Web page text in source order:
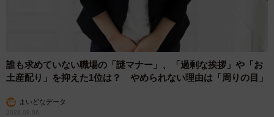
誰も求めていない職場の「謎マナー」、「過剰な挨拶」や「お
土産配り」を抑えた1位は？ やめられない理由は「周りの目」
まいどなデータ
2026.08.06